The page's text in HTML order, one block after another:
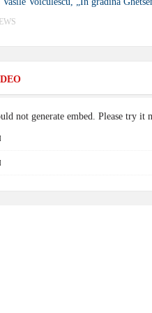
not generate embed. Please try it